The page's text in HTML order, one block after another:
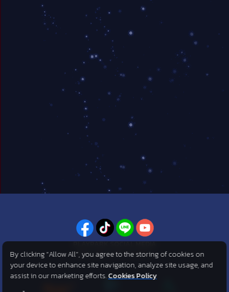
PLAYPARK SOCIAL MEDIA
ไม่พลาดทุกข่าวสารจาก PlayPark
By clicking “Allow All”, you agree to the storing of cookies on
your device to enhance site navigation, analyze site usage, and
assist in our marketing efforts.Cookies Policy